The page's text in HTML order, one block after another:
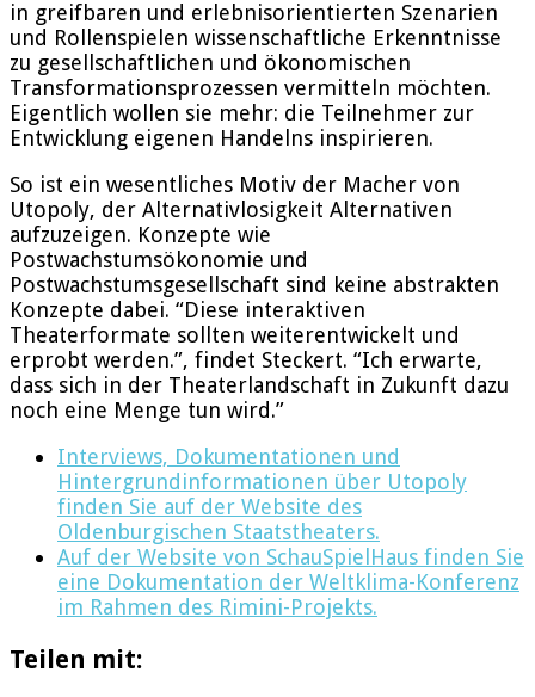
in greifbaren und erlebnisorientierten Szenarien
und Rollenspielen wissenschaftliche Erkenntnisse
zu gesellschaftlichen und ökonomischen
Transformationsprozessen vermitteln möchten.
Eigentlich wollen sie mehr: die Teilnehmer zur
Entwicklung eigenen Handelns inspirieren.
So ist ein wesentliches Motiv der Macher von
Utopoly, der Alternativlosigkeit Alternativen
aufzuzeigen. Konzepte wie
Postwachstumsökonomie und
Postwachstumsgesellschaft sind keine abstrakten
Konzepte dabei. “Diese interaktiven
Theaterformate sollten weiterentwickelt und
erprobt werden.”, findet Steckert. “Ich erwarte,
dass sich in der Theaterlandschaft in Zukunft dazu
noch eine Menge tun wird.”
Interviews, Dokumentationen und
Hintergrundinformationen über Utopoly
finden Sie auf der Website des
Oldenburgischen Staatstheaters.
Auf der Website von SchauSpielHaus finden Sie
eine Dokumentation der Weltklima-Konferenz
im Rahmen des Rimini-Projekts.
Teilen mit: